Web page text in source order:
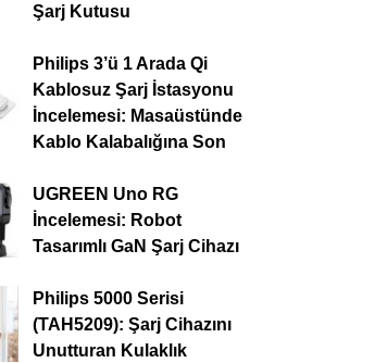
Şarj Kutusu
Philips 3’ü 1 Arada Qi
Kablosuz Şarj İstasyonu
İncelemesi: Masaüstünde
Kablo Kalabalığına Son
UGREEN Uno RG
İncelemesi: Robot
Tasarımlı GaN Şarj Cihazı
Philips 5000 Serisi
(TAH5209): Şarj Cihazını
Unutturan Kulaklık